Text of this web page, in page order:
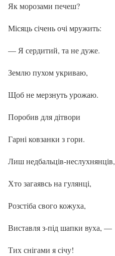
Як морозами печеш?
Місяць січень очі мружить:
— Я сердитий, та не дуже.
Землю пухом укриваю,
Щоб не мерзнуть урожаю.
Поробив для дітвори
Гарні ковзанки з гори.
Лиш недбальців-неслухнянців,
Хто загаявсь на гулянці,
Розстіба свого кожуха,
Виставля з-під шапки вуха, —
Тих снігами я січу!